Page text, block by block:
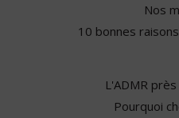
Nos
10 bonnes
L'ADMR
Pourquoi